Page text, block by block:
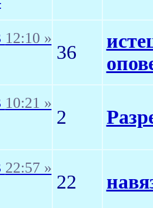
12:10 »
36
10:21 »
2
22:57 »
22